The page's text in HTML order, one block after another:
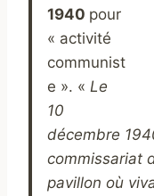
1940 pour
« activité
communist
e ». « Le
10
décembre
commissariat
pavillon où